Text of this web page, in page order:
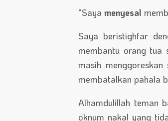
“Sayamenyesal
Saya beristighfar
membantu orang tua
masih
membatalkan pahala
Alhamdulillah teman
oknum nakal yang